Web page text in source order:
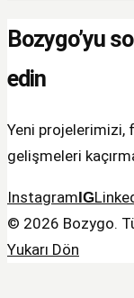
Bozygo’yu
edin
Yeni projelerimizi,
gelişmeleri
Instagram
© 2026 Bozygo.
Yukarı Dön